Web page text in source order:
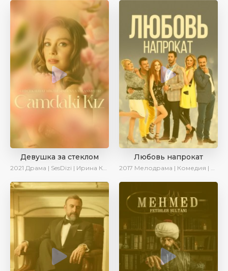
Девушка за стеклом
2021 Драма | SesDizi | Ирина Котова
Любовь напрокат
2017 Мелодрама | Комедия | Ирина Котова